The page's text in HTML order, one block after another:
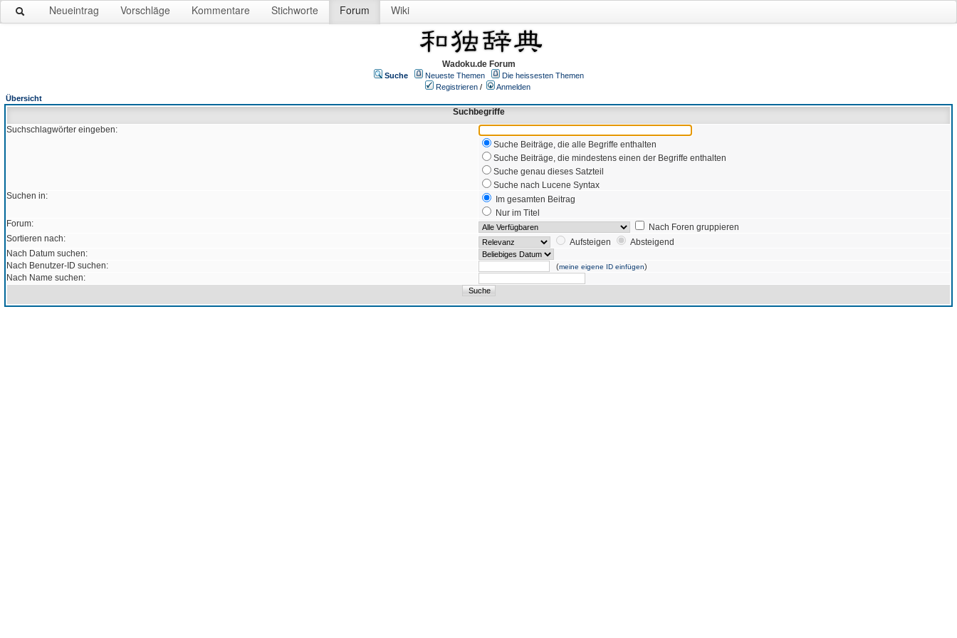
Neueintrag Vorschläge Kommentare Stichworte Forum Wiki
Wadoku.de Forum
Suche Neueste Themen
Die heissesten Themen
Registrieren /
Anmelden
Übersicht
Suchbegriffe
Suchschlagwörter eingeben:
Suche Beiträge, die alle Begriffe enthalten
Suche Beiträge, die mindestens einen der Begriffe enthalten
Suche genau dieses Satzteil
Suche nach Lucene Syntax
Suchen in:
Im gesamten Beitrag
Nur im Titel
Forum:
Nach Foren gruppieren
Sortieren nach:
Aufsteigen
Absteigend
Nach Datum suchen:
Nach Benutzer-ID suchen:
(meine eigene ID einfügen)
Nach Name suchen: